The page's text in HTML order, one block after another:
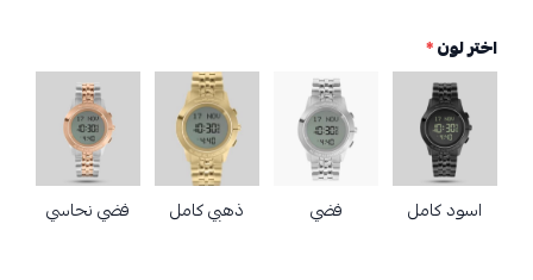
اختر لون*
اسود كامل فضي ذهبي كامل فضي نحاسي